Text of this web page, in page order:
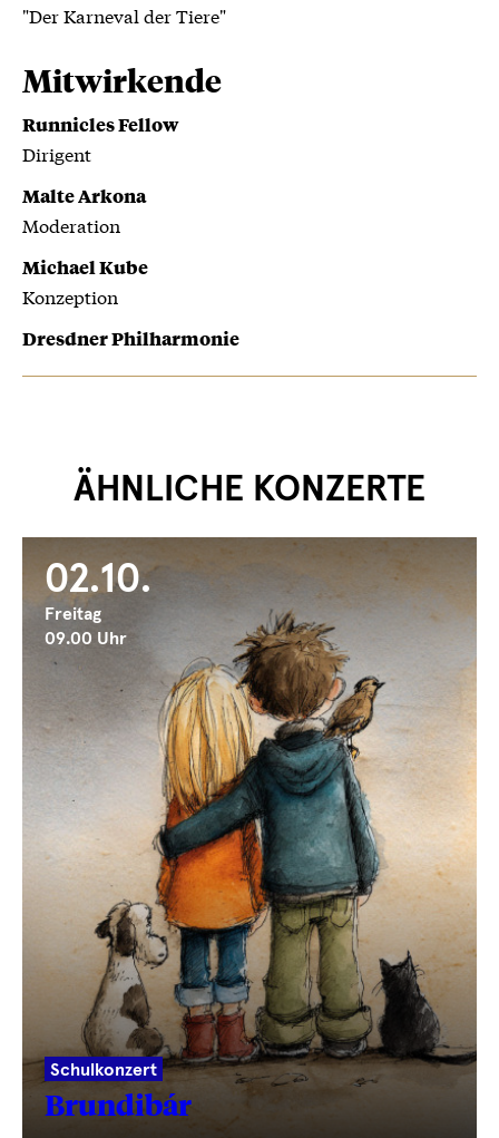
"Der Karneval der Tiere"
Mitwirkende
Runnicles Fellow
Dirigent
Malte Arkona
Moderation
Michael Kube
Konzeption
Dresdner Philharmonie
ÄHNLICHE KONZERTE
02.10.
Freitag
09.00 Uhr
Schulkonzert
Brundibár